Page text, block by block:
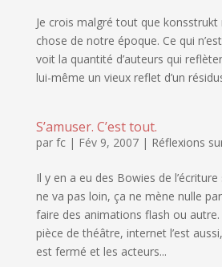
Je crois malgré tout que konsstrukt
chose de notre époque. Ce qui
voit la quantité d’auteurs qui
lui-même un vieux reflet d’un
S’amuser. C’est tout.
par fc| Fév 9, 2007| Réflexions
Il y en a eu des Bowies de
ne va pas loin, ça ne mène nulle
faire des animations flash ou autre.
pièce de théâtre, internet l’est
est fermé et les acteurs...